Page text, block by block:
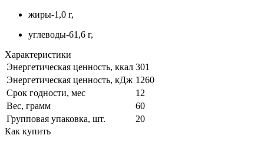
жиры-1,0 г,
углеводы-61,6 г,
Характеристики
Энергетическая ценность, ккал 301
Энергетическая ценность, кДж 1260
Срок годности, мес
12
Вес, грамм
60
Групповая упаковка, шт.
20
Как купить